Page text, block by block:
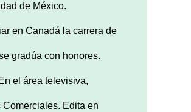
de México.
en Canadá la carrera de
gradúa con honores.
el área televisiva,
Edita en